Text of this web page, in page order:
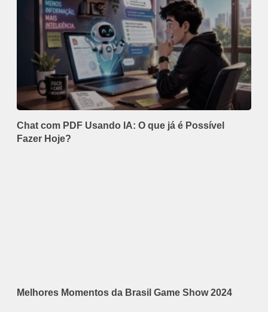
Chat com PDF Usando IA: O que já é Possível
Fazer Hoje?
Melhores Momentos da Brasil Game Show 2024